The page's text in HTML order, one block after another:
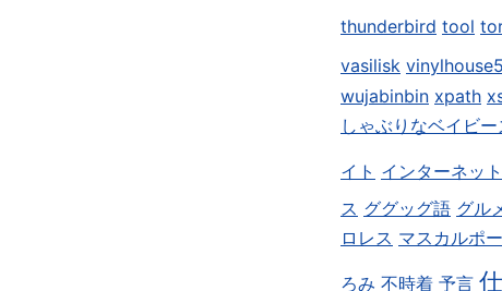
thunderbird tool
vasilisk vinylhouse5
wujabinbin xpath
しゃぶりなベイビー
イト インターネット
ス ググッグ語 グル
ロレス マスカルポ
ろみ 不時着 予言